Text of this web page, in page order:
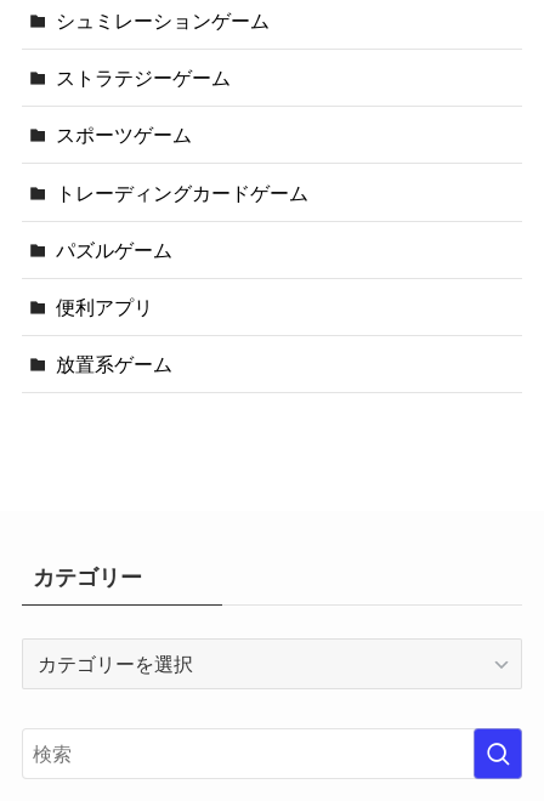
シュミレーションゲーム
ストラテジーゲーム
スポーツゲーム
トレーディングカードゲーム
パズルゲーム
便利アプリ
放置系ゲーム
カテゴリー
リ
ー